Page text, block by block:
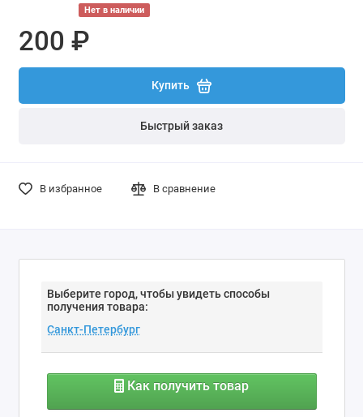
Нет в наличии
200 ₽
Купить
Быстрый заказ
В избранное В сравнение
Выберите город, чтобы увидеть способы
получения товара:
Как получить товар